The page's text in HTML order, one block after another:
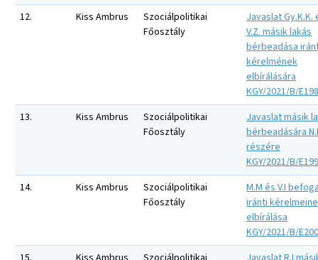
12.
Kiss Ambrus
Szociálpolitikai
Főosztály
Javaslat Gy.K.K.
V.Z. másik lakás
bérbeadása
kérelmének
elbírálására
KGY/2021/B/E198
13.
Kiss Ambrus
Szociálpolitikai
Főosztály
Javaslat másik
bérbeadására
részére
KGY/2021/B/E199
14.
Kiss Ambrus
Szociálpolitikai
Főosztály
M.M és V.I
iránti
elbírálása
KGY/2021/B/E200